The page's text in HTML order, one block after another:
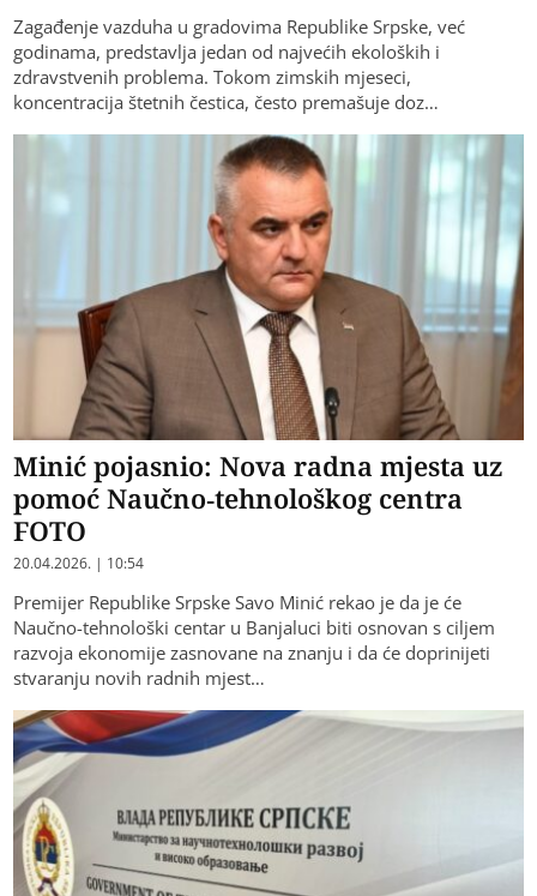
Zagađenje vazduha u gradovima Republike Srpske, već
godinama, predstavlja jedan od najvećih ekoloških i
zdravstvenih problema. Tokom zimskih mjeseci,
koncentracija štetnih čestica, često premašuje doz…
Minić pojasnio: Nova radna mjesta uz
pomoć Naučno-tehnološkog centra
FOTO
20.04.2026. | 10:54
Premijer Republike Srpske Savo Minić rekao je da je će
Naučno-tehnološki centar u Banjaluci biti osnovan s ciljem
razvoja ekonomije zasnovane na znanju i da će doprinijeti
stvaranju novih radnih mjest…